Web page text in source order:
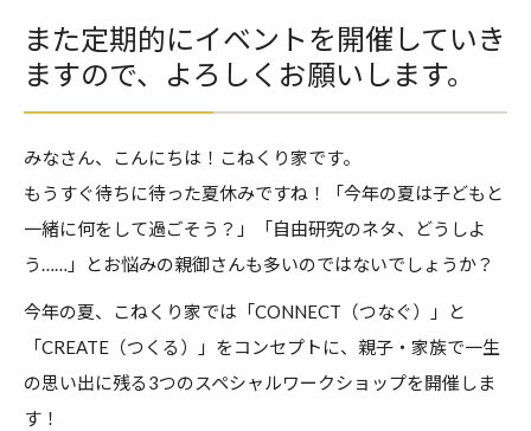
また定期的にイベントを開催していき
ますので、よろしくお願いします。
みなさん、こんにちは！こねくり家です。
もうすぐ待ちに待った夏休みですね！「今年の夏は子どもと
一緒に何をして過ごそう？」「自由研究のネタ、どうしよ
う……」とお悩みの親御さんも多いのではないでしょうか？
今年の夏、こねくり家では「CONNECT（つなぐ）」
と
「CREATE（つくる）」をコンセプトに、 親子・家族で一生
の思い出に残る3つのスペシャルワークショップを開催しま
す！